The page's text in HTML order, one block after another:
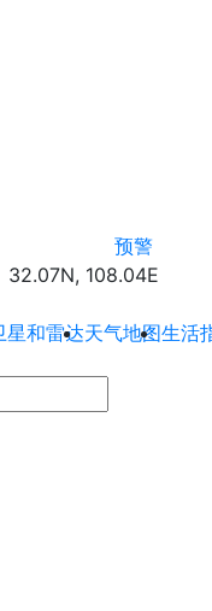
预警
108.04E
星和雷达天气地图生活